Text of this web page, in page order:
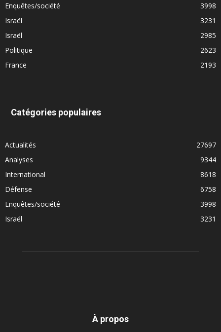
Enquêtes/société
3998
Israël
3231
Israël
2985
Politique
2623
France
2193
Catégories populaires
Actualités
27697
Analyses
9344
International
8618
Défense
6758
Enquêtes/société
3998
Israël
3231
À propos